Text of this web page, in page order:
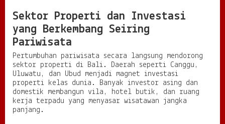
Sektor Properti dan Investasi
yang Berkembang Seiring
Pariwisata
Pertumbuhan pariwisata secara langsung mendorong
sektor properti di Bali. Daerah seperti Canggu,
Uluwatu, dan Ubud menjadi magnet investasi
properti kelas dunia. Banyak investor asing dan
domestik membangun vila, hotel butik, dan ruang
kerja terpadu yang menyasar wisatawan jangka
panjang.